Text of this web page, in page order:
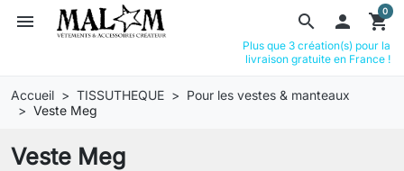
search
menu  shopping_cart
0
Plus que 3 création(s) pour la
livraison gratuite en France !
Accueil TISSUTHEQUE
Pour les vestes & manteaux
Veste Meg
Veste Meg